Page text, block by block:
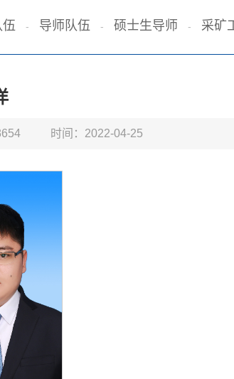
伍 - 导师队伍 - 硕士生导师 - 采矿
时间：2022-04-25